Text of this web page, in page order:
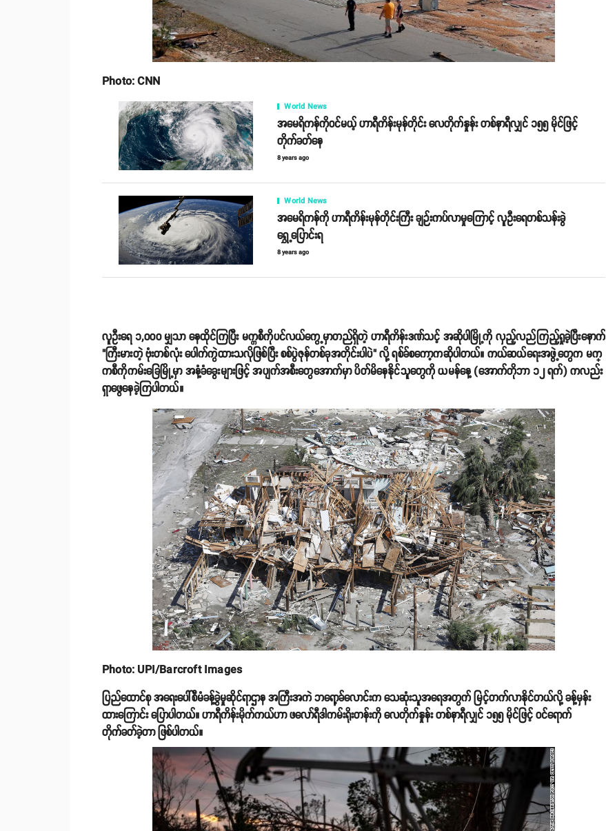
Photo: CNN
World News
အမေရိကန်ကိုဝင်မယ့် ဟာရီကိန်းမုန်တိုင်း လေတိုက်နှုန်း တစ်နာရီလျှင် ၁၅၅ မိုင်ဖြင့်
တိုက်ခတ်နေ
8 years ago
World News
အမေရိကန်ကို ဟာရီကိန်းမုန်တိုင်းကြီး ချဉ်းကပ်လာမှုကြောင့် လူဦးရေတစ်သန်းခွဲ
ရွှေ့ပြောင်းရ
8 years ago
လူဦးရေ ၁,၀၀၀ မျှသာ နေထိုင်ကြပြီး မက္ကစီကိုပင်လယ်ကွေ့မှာတည်ရှိတဲ့ ဟာရီကိန်းဒဏ်သင့် အဆိုပါမြို့ကို လှည့်လည်ကြည့်ရှုခဲ့ပြီးနောက်
"ကြီးမားတဲ့ ဗုံးတစ်လုံး ပေါက်ကွဲထားသလိုဖြစ်ပြီး စစ်ပွဲဇုန်တစ်ခုအတိုင်းပါပဲ" လို့ ရစ်ခ်စကော့ကဆိုပါတယ်။ ကယ်ဆယ်ရေးအဖွဲ့တွေက မက္
ကစီကိုကမ်းခြေမြို့မှာ အနံ့ခံခွေးများဖြင့် အပျက်အစီးတွေအောက်မှာ ပိတ်မိနေနိုင်သူတွေကို ယမန်နေ့ (အောက်တိုဘာ ၁၂ ရက်) ကလည်း
ရှာဖွေနေခဲ့ကြပါတယ်။
Photo: UPI/Barcroft Images
ပြည်ထောင်စု အရေးပေါ်စီမံခန့်ခွဲမှုဆိုင်ရာဌာန အကြီးအကဲ ဘရော့ခ်လောင်းက သေဆုံးသူအရေအတွက် မြင့်တက်လာနိုင်တယ်လို့ ခန့်မှန်း
ထားကြောင်း ပြောပါတယ်။ ဟာရီကိန်းမိုက်ကယ်ဟာ ဖလော်ရီဒါကမ်းရိုးတန်းကို လေတိုက်နှုန်း တစ်နာရီလျှင် ၁၅၅ မိုင်ဖြင့် ဝင်ရောက်
တိုက်ခတ်ခဲ့တာ ဖြစ်ပါတယ်။